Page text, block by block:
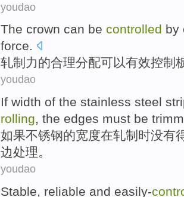
youdao
The crown can be controlled by
force.
轧制 力的合理分配可以有效控制
youdao
If width of the stainless steel
rolling, the edges must be
如果不锈钢的宽度在轧制 时没有
边处理。
youdao
Stable, reliable and easily-